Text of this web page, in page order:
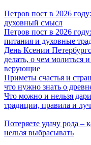
Петров пост в 2026
духовный смысл
Петров пост в 2026
питания и духовные
День Ксении
делать, о чем молиться
верующие
Приметы счастья и
что нужно знать о
Что можно и нельзя
традиции, правила и
Потеряете удачу рода –
нельзя выбрасывать